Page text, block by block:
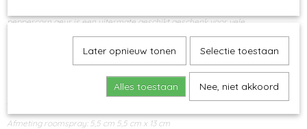
peppercorn geur is een uitermate geschikt geschenk voor vele
Luxegiftbox geurkaars & gevulde roomspray in frosted blush
Afmeting roomspray: 5,5 cm 5,5 cm x 13 cm
Later opnieuw tonen Selectie toestaan
Alles toestaan Nee, niet akkoord